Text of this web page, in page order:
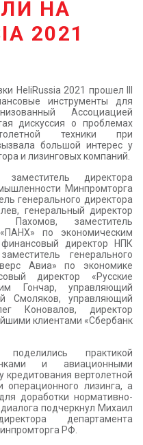
НА
2021
HeliRussia 2021 прошел III
инструменты для
Ассоциацией
дискуссия о проблемах
техники при
большой интерес у
и лизинговых компаний.
директора
Минпромторга
генерального директора
генеральный директор
Пахомов, заместитель
по экономическим
директор НПК
генерального
Авиа» по экономике
директор «Русские
Гончар, управляющий
Смоляков, управляющий
Коновалов, директор
клиентами «Сбербанк
практикой
и авиационными
вертолетной
операционного лизинга, а
доработки нормативно-
подчеркнул Михаил
департамента
РФ.